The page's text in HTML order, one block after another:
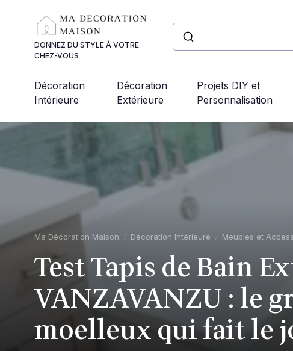
DONNEZ DU STYLE À VOTRE
CHEZ-VOUS
Décoration
Intérieure
Décoration
Extérieure
Projets DIY et
Personnalisation
Ma Décoration Maison Décoration Intérieure Meubles et
Test Tapis de Bain
VANZAVANZU : le
moelleux qui fait le